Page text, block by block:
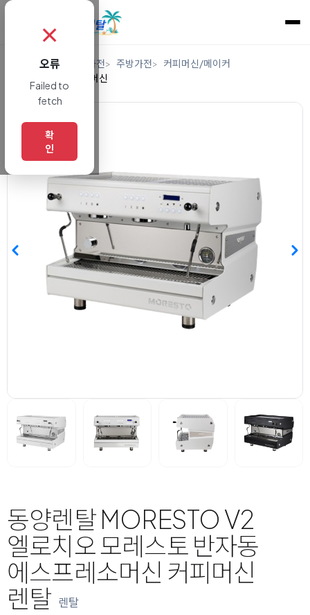
렌탈 디지털/가전 주방가전
커피머신/메이커
업소용에스프레소머신
동양렌탈 MORESTO V2
엘로치오 모레스토 반자동
에스프레소머신 커피머신
렌탈 렌탈
✗
오류
Failed to
fetch
확
인